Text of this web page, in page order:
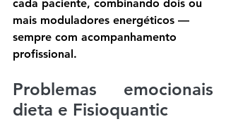
cada paciente, combinando dois ou
mais moduladores energéticos —
sempre com acompanhamento
profissional.
Problemas emocionais
dieta e Fisioquantic